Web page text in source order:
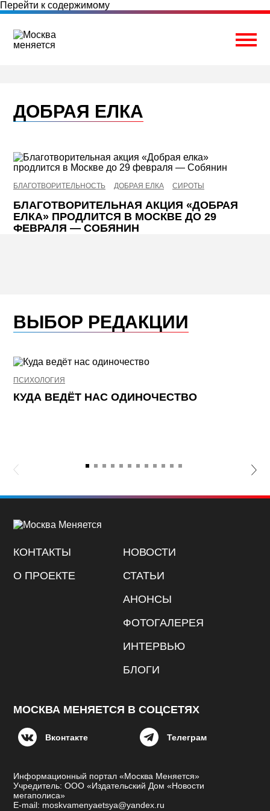
Перейти к содержимому
ДОБРАЯ ЕЛКА
БЛАГОТВОРИТЕЛЬНОСТЬ ДОБРАЯ ЕЛКА СИРОТЫ
БЛАГОТВОРИТЕЛЬНАЯ АКЦИЯ «ДОБРАЯ
ЕЛКА» ПРОДЛИТСЯ В МОСКВЕ ДО 29
ФЕВРАЛЯ — СОБЯНИН
ВЫБОР РЕДАКЦИИ
ПСИХОЛОГИЯ
КУДА ВЕДЁТ НАС ОДИНОЧЕСТВО
КОНТАКТЫ
О ПРОЕКТЕ
НОВОСТИ
СТАТЬИ
АНОНСЫ
ФОТОГАЛЕРЕЯ
ИНТЕРВЬЮ
БЛОГИ
МОСКВА МЕНЯЕТСЯ В СОЦСЕТЯХ
Вконтакте Телеграм
Информационный портал «Москва Меняется»
Учредитель: ООО «Издательский Дом «Новости
мегаполиса»
E-mail: moskvamenyaetsya@yandex.ru